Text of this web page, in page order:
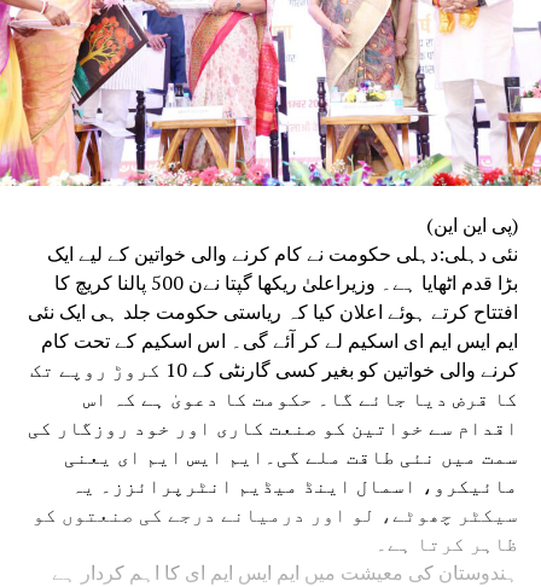
(پی این این)
نئی دہلی:دہلی حکومت نے کام کرنے والی خواتین کے لیے ایک
بڑا قدم اٹھایا ہے۔ وزیراعلیٰ ریکھا گپتا نےن 500 پالنا کریچ کا
افتتاح کرتے ہوئے اعلان کیا کہ ریاستی حکومت جلد ہی ایک نئی
ایم ایس ایم ای اسکیم لے کر آئے گی۔ اس اسکیم کے تحت کام
کرنے والی خواتین کو بغیر کسی گارنٹی کے 10 کروڑ روپے تک
کا قرض دیا جائے گا۔ حکومت کا دعویٰ ہے کہ اس
اقدام سے خواتین کو صنعت کاری اور خود روزگار کی
سمت میں نئی طاقت ملے گی۔ایم ایس ایم ای یعنی
مائیکرو، اسمال اینڈ میڈیم انٹرپرائزز۔ یہ
سیکٹر چھوٹے، لو اور درمیانے درجے کی صنعتوں کو
ظاہر کرتا ہے۔
ہندوستان کی معیشت میں ایم ایس ایم ای کا اہم کردار ہے